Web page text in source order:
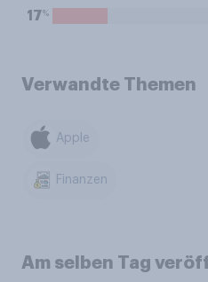
17%
Verwandte Themen
Apple
Finanzen
Am selben Tag